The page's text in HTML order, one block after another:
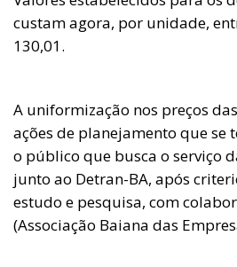
custam agora, por unidade,
130,01.
A uniformização nos preços
ações de planejamento que se
o público que busca o serviço
junto ao Detran-BA, após
estudo e pesquisa, com
(Associação Baiana das